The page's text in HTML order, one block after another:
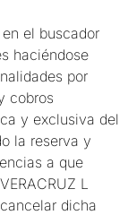
el buscador
haciéndose
por
cobros
y exclusiva del
la reserva y
a que
L
dicha